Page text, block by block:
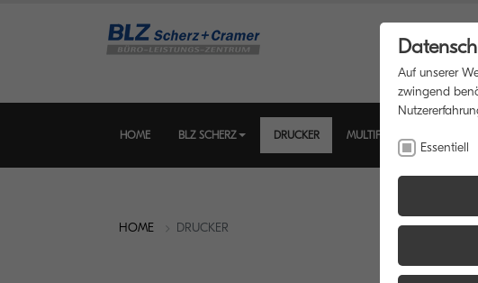
HOME BLZ SCHERZ DRUCKER MULTIFUNKTIONSDRUCKER
HOME DRUCKER
Auf unserer
zwingend
Essentiell